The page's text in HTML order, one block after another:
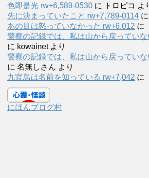
色即是光 rw+6,589-0530 に トロピコ よ
先に決まっていたこと rw+7,789-0114 に
あの目は怒っていなかった rw+6.012 に
警察の記録では、私は山から戻ってい
に kowainetより
警察の記録では、私は山から戻ってい
に 名無しさん より
九官鳥は名前を知っている rw+7,042 に
にほんブログ村